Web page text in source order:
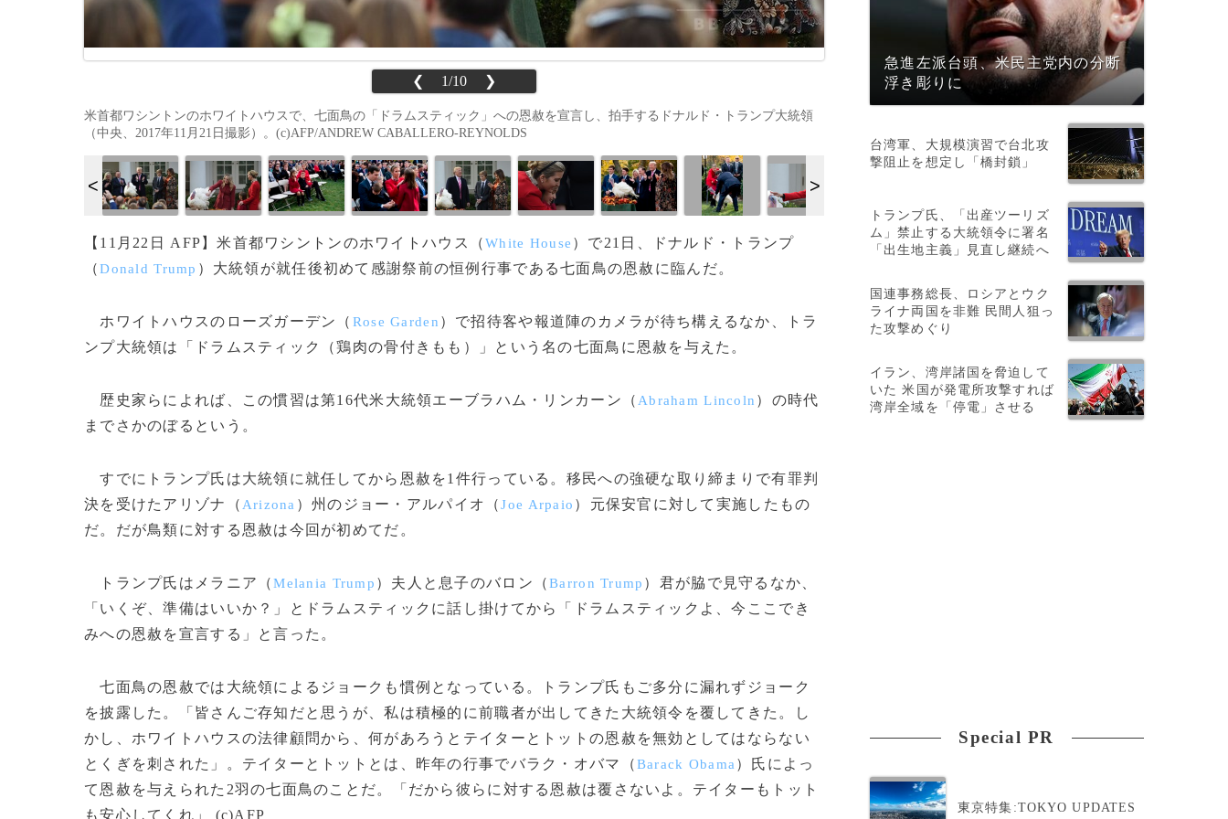
❮ 1/10 ❯
米首都ワシントンのホワイトハウスで、七面鳥の「ドラムスティック」への恩赦を宣言し、拍手するドナルド・トランプ大統領
（中央、2017年11月21日撮影）。(c)AFP/ANDREW CABALLERO-REYNOLDS
【11月22日 AFP】米首都ワシントンのホワイトハウス（White House ）で21日、ドナルド・トランプ
（Donald Trump ）大統領が就任後初めて感謝祭前の恒例行事である七面鳥の恩赦に臨んだ。
ホワイトハウスのローズガーデン（ Rose Garden ）で招待客や報道陣のカメラが待ち構えるなか、トラ
ンプ大統領は「ドラムスティック（鶏肉の骨付きもも）」という名の七面鳥に恩赦を与えた。
歴史家らによれば、この慣習は第16代米大統領エーブラハム・リンカーン（ Abraham Lincoln ）の時代
までさかのぼるという。
すでにトランプ氏は大統領に就任してから恩赦を1件行っている。移民への強硬な取り締まりで有罪判
決を受けたアリゾナ（ Arizona ）州のジョー・アルパイオ（Joe Arpaio ）元保安官に対して実施したもの
だ。だが鳥類に対する恩赦は今回が初めてだ。
トランプ氏はメラニア（Melania Trump ）夫人と息子のバロン（Barron Trump ）君が脇で見守るなか、
「いくぞ、準備はいいか？」とドラムスティックに話し掛けてから「ドラムスティックよ、今ここでき
みへの恩赦を宣言する」と言った。
七面鳥の恩赦では大統領によるジョークも慣例となっている。トランプ氏もご多分に漏れずジョーク
を披露した。「皆さんご存知だと思うが、私は積極的に前職者が出してきた大統領令を覆してきた。し
かし、ホワイトハウスの法律顧問から、何があろうとテイターとトットの恩赦を無効としてはならない
とくぎを刺された」。テイターとトットとは、昨年の行事でバラク・オバマ（Barack Obama ）氏によっ
て恩赦を与えられた2羽の七面鳥のことだ。「だから彼らに対する恩赦は覆さないよ。テイターもトット
も安心してくれ」 (c)AFP
急進左派台頭、米民主党内の分断
浮き彫りに
台湾軍、大規模演習で台北攻
撃阻止を想定し「橋封鎖」
トランプ氏、「出産ツーリズ
ム」禁止する大統領令に署名
「出生地主義」見直し継続へ
国連事務総長、ロシアとウク
ライナ両国を非難 民間人狙っ
た攻撃めぐり
イラン、湾岸諸国を脅迫して
いた 米国が発電所攻撃すれば
湾岸全域を「停電」させる
Special PR
東京特集:TOKYO UPDATES